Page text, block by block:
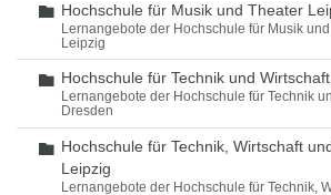
Ordner
Hochschule für Musik und Theater
Lernangebote der Hochschule für Musik
Leipzig
Ordner
Hochschule für Technik und
Lernangebote der Hochschule für Technik
Dresden
Ordner
Hochschule für Technik, Wirtschaft
Leipzig
Lernangebote der Hochschule für Technik,